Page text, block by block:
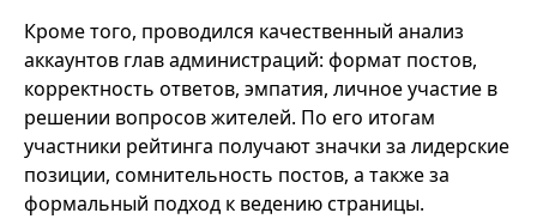
Кроме того, проводился качественный анализ
аккаунтов глав администраций: формат постов,
корректность ответов, эмпатия, личное участие в
решении вопросов жителей. По его итогам
участники рейтинга получают значки за лидерские
позиции, сомнительность постов, а также за
формальный подход к ведению страницы.